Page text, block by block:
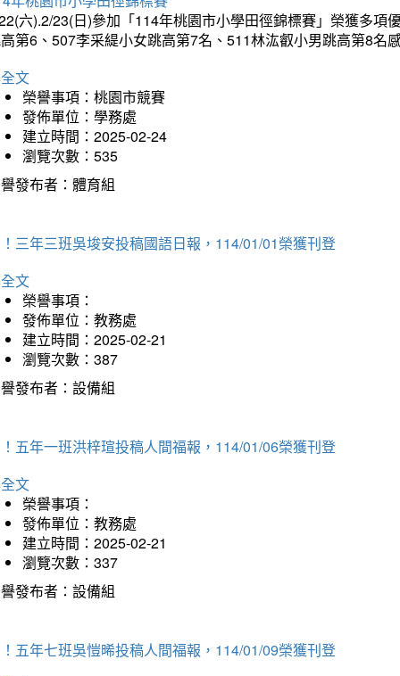
六).2/23(日)參加「114年桃園市小學田徑錦標賽」榮獲多
第6、507李采緹小女跳高第7名、511林汯叡小男跳高第8名
文
榮譽事項：桃園市競賽
發佈單位：學務處
建立時間：2025-02-24
瀏覽次數：535
發布者：體育組
三年三班吳埈安投稿國語日報，114/01/01榮獲刊登
文
榮譽事項：
發佈單位：教務處
建立時間：2025-02-21
瀏覽次數：387
發布者：設備組
五年一班洪梓瑄投稿人間福報，114/01/06榮獲刊登
文
榮譽事項：
發佈單位：教務處
建立時間：2025-02-21
瀏覽次數：337
發布者：設備組
五年七班吳愷晞投稿人間福報，114/01/09榮獲刊登